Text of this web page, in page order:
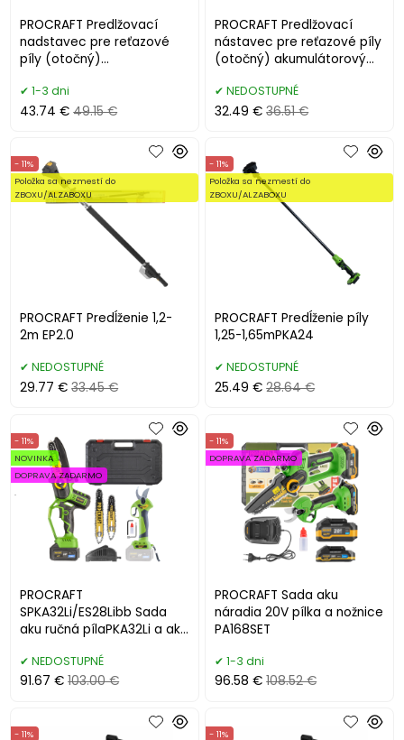
PROCRAFT Predlžovací
nadstavec pre reťazové
píly (otočný)
1-3 dni
43.74 € 49.15 €
PROCRAFT Predlžovací
nástavec pre reťazové píly
(otočný) akumulátorový
NEDOSTUPNÉ
32.49 € 36.51 €
PROCRAFT Predĺženie 1,2-
2m EP2.0
- 11%
Položka sa nezmestí do
ZBOXU/ALZABOXU
NEDOSTUPNÉ
29.77 € 33.45 €
PROCRAFT Predĺženie píly
1,25-1,65mPKA24
- 11%
Položka sa nezmestí do
ZBOXU/ALZABOXU
NEDOSTUPNÉ
25.49 € 28.64 €
PROCRAFT
SPKA32Li/ES28Libb Sada
aku ručná pílaPKA32Li a aku
- 11%
NOVINKA
DOPRAVA ZADARMO
.
NEDOSTUPNÉ
91.67 € 103.00 €
PROCRAFT Sada aku
náradia 20V pílka a nožnice
PA168SET
- 11%
DOPRAVA ZADARMO
1-3 dni
96.58 € 108.52 €
- 11% - 11%